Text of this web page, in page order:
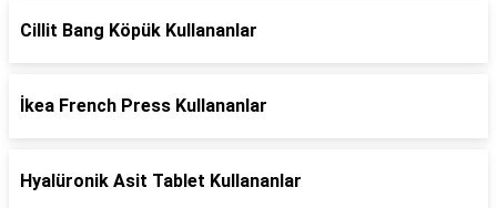
Cillit Bang Köpük Kullananlar
İkea French Press Kullananlar
Hyalüronik Asit Tablet Kullananlar